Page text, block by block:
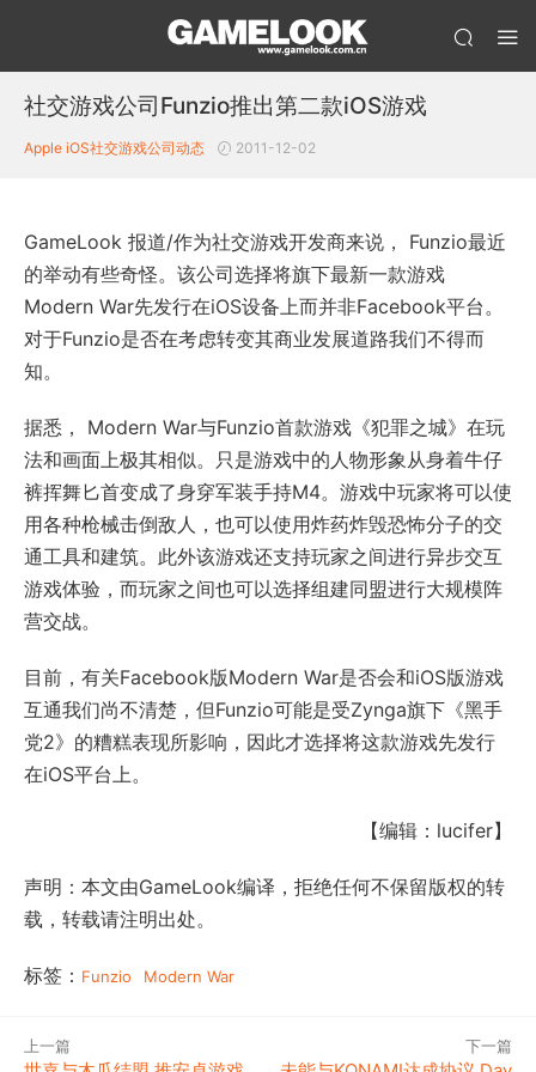
社交游戏公司Funzio推出第二款iOS游戏
Apple iOS社交游戏公司动态 2011-12-02
GameLook 报道/作为社交游戏开发商来说， Funzio最近
的举动有些奇怪。该公司选择将旗下最新一款游戏
Modern War先发行在iOS设备上而并非Facebook平台。
对于Funzio是否在考虑转变其商业发展道路我们不得而
知。
据悉， Modern War与Funzio首款游戏《犯罪之城》在玩
法和画面上极其相似。只是游戏中的人物形象从身着牛仔
裤挥舞匕首变成了身穿军装手持M4。游戏中玩家将可以使
用各种枪械击倒敌人，也可以使用炸药炸毁恐怖分子的交
通工具和建筑。此外该游戏还支持玩家之间进行异步交互
游戏体验，而玩家之间也可以选择组建同盟进行大规模阵
营交战。
目前，有关Facebook版Modern War是否会和iOS版游戏
互通我们尚不清楚，但Funzio可能是受Zynga旗下《黑手
党2》的糟糕表现所影响，因此才选择将这款游戏先发行
在iOS平台上。
【编辑：lucifer】
声明：本文由GameLook编译，拒绝任何不保留版权的转
载，转载请注明出处。
标签： Funzio Modern War
上一篇 下一篇